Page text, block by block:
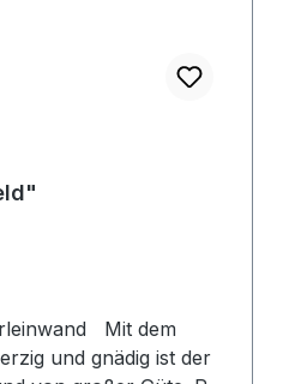
Mit dem
und gnädig ist der